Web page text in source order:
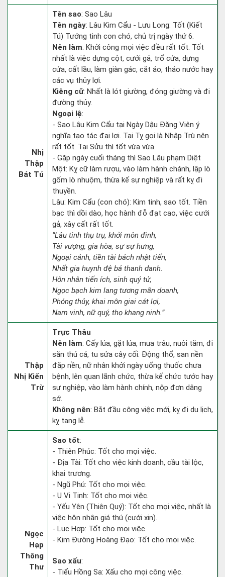
Nhị
Thập
Bát Tú
Tên sao: Sao Lâu
Tên ngày: Lâu Kim Cẩu - Lưu Long: Tốt (Kiết
Tú) Tướng tinh con chó, chủ trị ngày thứ 6.
Nên làm: Khởi công mọi việc đều rất tốt. Tốt
nhất là việc dựng cột, cưới gả, trổ cửa, dựng
cửa, cất lầu, làm giàn gác, cắt áo, tháo nước hay
các vụ thủy lợi.
Kiêng cữ: Nhất là lót giường, đóng giường và đi
đường thủy.
Ngoại lệ:
- Sao Lâu Kim Cẩu tại Ngày Dậu Đăng Viên ý
nghĩa tạo tác đại lợi. Tại Tỵ gọi là Nhập Trù nên
rất tốt. Tại Sửu thì tốt vừa vừa.
- Gặp ngày cuối tháng thì Sao Lâu phạm Diệt
Một: Kỵ cữ làm rượu, vào làm hành chánh, lập lò
gốm lò nhuộm, thừa kế sự nghiệp và rất kỵ đi
thuyền.
Lâu: Kim Cẩu (con chó): Kim tinh, sao tốt. Tiền
bạc thì dồi dào, học hành đỗ đạt cao, việc cưới
gả, xây cất rất tốt.
“Lâu tinh thụ trụ, khởi môn đình,
Tài vượng, gia hòa, sự sự hưng,
Ngoại cảnh, tiền tài bách nhật tiến,
Nhất gia huynh đệ bá thanh danh.
Hôn nhân tiến ích, sinh quý tử,
Ngọc bạch kim lang tương mãn doanh,
Phóng thủy, khai môn giai cát lợi,
Nam vinh, nữ quý, thọ khang ninh.”
Thập
Nhị Kiến
Trừ
Trực Thâu
Nên làm: Cấy lúa, gặt lúa, mua trâu, nuôi tằm, đi
săn thú cá, tu sửa cây cối. Động thổ, san nền
đắp nền, nữ nhân khởi ngày uống thuốc chưa
bệnh, lên quan lãnh chức, thừa kế chức tước hay
sự nghiệp, vào làm hành chính, nộp đơn dâng
sớ.
Không nên: Bắt đầu công việc mới, kỵ đi du lịch,
kỵ tang lễ.
Ngọc
Hạp
Thông
Thư
Sao tốt:
- Thiên Phúc: Tốt cho mọi việc.
- Địa Tài: Tốt cho việc kinh doanh, cầu tài lộc,
khai trương.
- Ngũ Phú: Tốt cho mọi việc.
- U Vi Tinh: Tốt cho mọi việc.
- Yếu Yên (Thiên Quý): Tốt cho mọi việc, nhất là
việc hôn nhân giá thú (cưới xin).
- Lục Hợp: Tốt cho mọi việc.
- Kim Đường Hoàng Đạo: Tốt cho mọi việc.
Sao xấu:
- Tiểu Hồng Sa: Xấu cho mọi công việc.